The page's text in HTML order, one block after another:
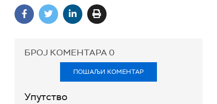
БРОЈ КОМЕНТАРА0
ПОШАЉИ КОМЕНТАР
Упутство